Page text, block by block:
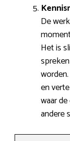
De
Het is
en
waar
andere